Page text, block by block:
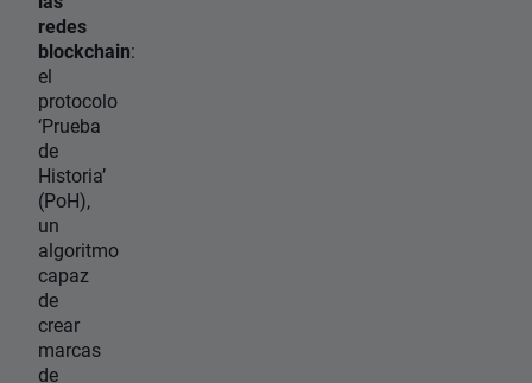
redes
blockchain:
el
protocolo
‘Prueba
de
Historia’
(PoH),
un
algoritmo
capaz
de
crear
marcas
de